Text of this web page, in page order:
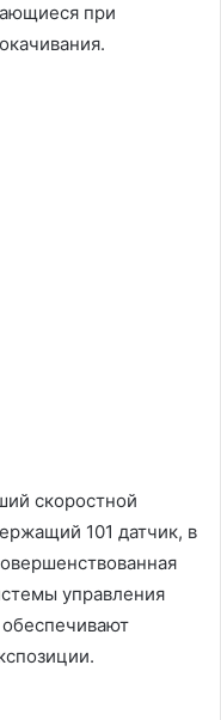
при
скоростной
101 датчик, в
управления